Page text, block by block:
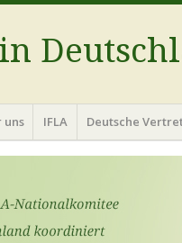
uns IFLA Deutsche